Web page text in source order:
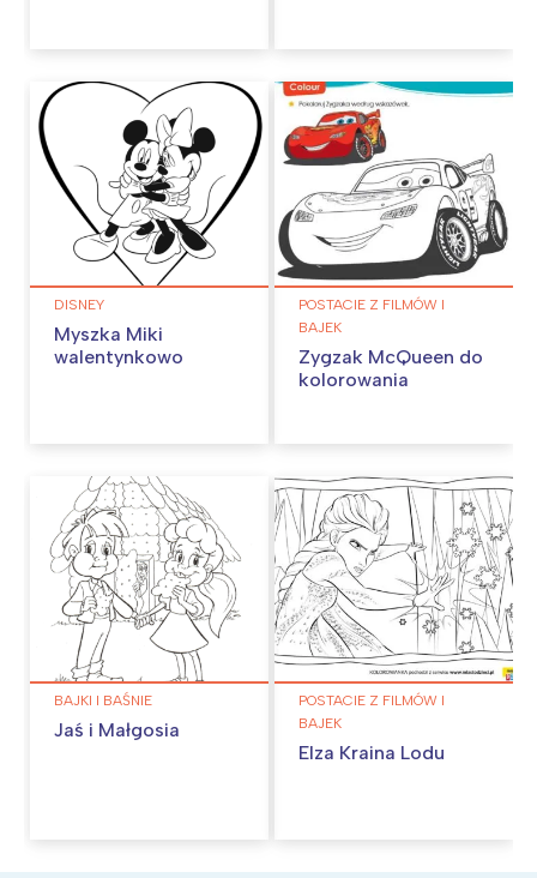
DISNEY
Myszka Miki
walentynkowo
POSTACIE Z FILMÓW I
BAJEK
Zygzak McQueen do
kolorowania
BAJKI I BAŚNIE
Jaś i Małgosia
POSTACIE Z FILMÓW I
BAJEK
Elza Kraina Lodu